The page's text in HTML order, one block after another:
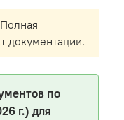
документации.
по
г.) для